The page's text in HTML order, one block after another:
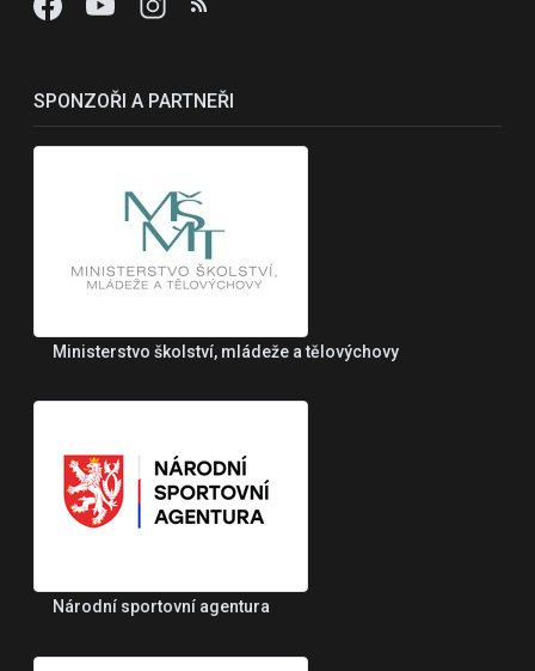
SPONZOŘI A PARTNEŘI
Ministerstvo školství, mládeže a tělovýchovy
Národní sportovní agentura